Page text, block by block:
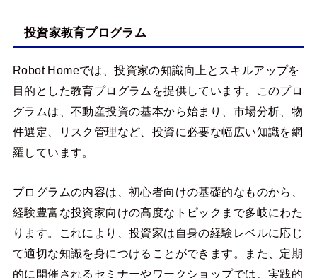
投資家教育プログラム
Robot Homeでは、投資家の知識向上とスキルアップを
目的とした教育プログラムを提供しています。このプロ
グラムは、不動産投資の基本から始まり、市場分析、物
件選定、リスク管理など、投資に必要な幅広い知識を網
羅しています。
プログラムの内容は、初心者向けの基礎的なものから、
経験豊富な投資家向けの高度なトピックまで多岐にわた
ります。これにより、投資家は自身の経験レベルに応じ
て適切な知識を身につけることができます。また、定期
的に開催されるセミナーやワークショップでは、実践的